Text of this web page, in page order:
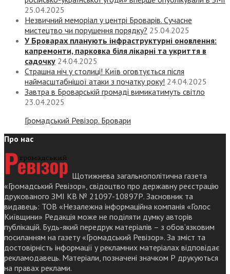
25.04.2025
Незвичний меморіал у центрі Броварів. Сучасне
мистецтво чи порушення порядку? 25.04.2025
У Броварах планують інфраструктурні оновлення:
капремонти, парковка біля лікарні та укриття в
садочку 24.04.2025
Страшна ніч у столиці! Київ оговтується після
наймасштабнішої атаки з початку року! 24.04.2025
Завтра в Броварській громаді вимикатимуть світло
23.04.2025
Громадський Ревізор. Бровари
Про нас
Щотижнева загальнополітична газета
«Громадський Ревізор», свідоцтво про державну реєстрацію
друкованого ЗМІ КВ № 21097-10897Р. Засновник та
видавець: ТОВ «Незалежна інформаційна компанія «Голос
Київщини» Редакція може не поділяти думку авторів
публікацій. Будь-який передрук матеріалів – з обов’язковим
посиланням на газету «Громадський Ревізор». За зміст та
достовірність інформації у рекламних матеріалах відповідає
рекламодавець. Матеріали, позначені значком Р друкуються
на правах реклами.